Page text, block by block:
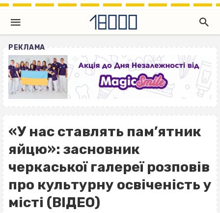
РЕКЛАМА
«У нас ставлять пам’ятник
яйцю»: засновник
черкаської галереї розповів
про культурну освіченість у
місті (ВІДЕО)